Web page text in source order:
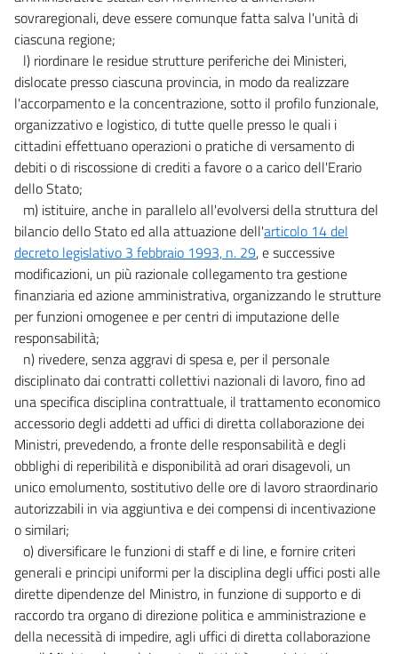
sovraregionali, deve essere comunque fatta salva l'unità di
ciascuna regione;
l) riordinare le residue strutture periferiche dei Ministeri,
dislocate presso ciascuna provincia, in modo da realizzare
l'accorpamento e la concentrazione, sotto il profilo funzionale,
organizzativo e logistico, di tutte quelle presso le quali i
cittadini effettuano operazioni o pratiche di versamento di
debiti o di riscossione di crediti a favore o a carico dell'Erario
dello Stato;
m) istituire, anche in parallelo all'evolversi della struttura del
bilancio dello Stato ed alla attuazione dell'articolo 14 del
decreto legislativo 3 febbraio 1993, n. 29, e successive
modificazioni, un più razionale collegamento tra gestione
finanziaria ed azione amministrativa, organizzando le strutture
per funzioni omogenee e per centri di imputazione delle
responsabilità;
n) rivedere, senza aggravi di spesa e, per il personale
disciplinato dai contratti collettivi nazionali di lavoro, fino ad
una specifica disciplina contrattuale, il trattamento economico
accessorio degli addetti ad uffici di diretta collaborazione dei
Ministri, prevedendo, a fronte delle responsabilità e degli
obblighi di reperibilità e disponibilità ad orari disagevoli, un
unico emolumento, sostitutivo delle ore di lavoro straordinario
autorizzabili in via aggiuntiva e dei compensi di incentivazione
o similari;
o) diversificare le funzioni di staff e di line, e fornire criteri
generali e principi uniformi per la disciplina degli uffici posti alle
dirette dipendenze del Ministro, in funzione di supporto e di
raccordo tra organo di direzione politica e amministrazione e
della necessità di impedire, agli uffici di diretta collaborazione